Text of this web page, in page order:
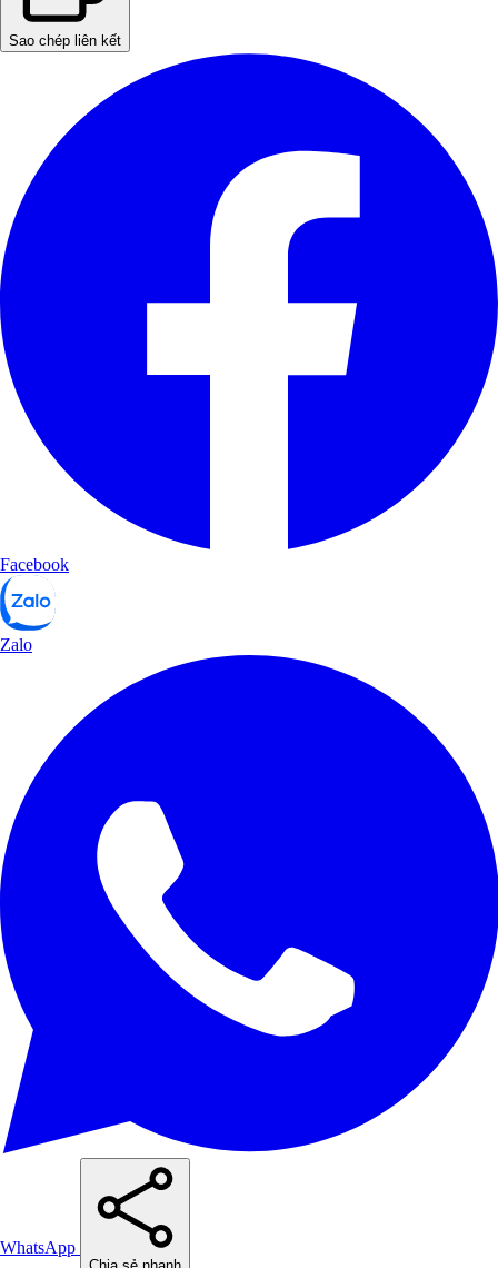
Sao chép liên kết
Facebook
Zalo
WhatsApp